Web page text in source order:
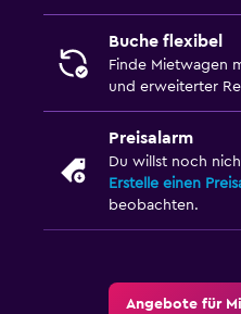
Buche flexibel
Finde Mietwagen
und erweiterter
Preisalarm
Du willst noch
Erstelle einen
beobachten.
Angebote für